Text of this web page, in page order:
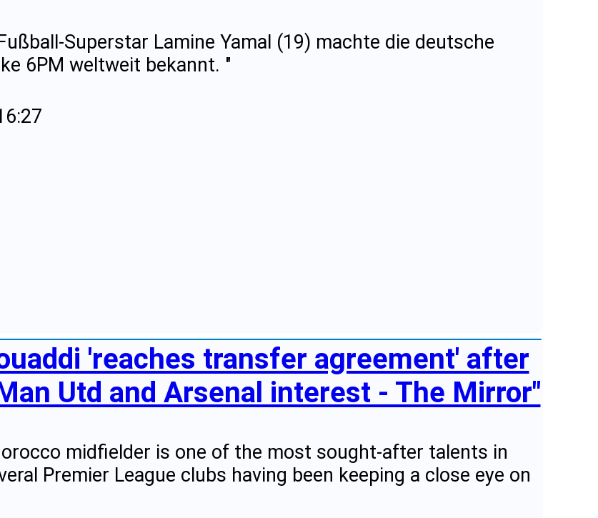
Superstar Lamine Yamal (19) machte die deutsche
6PM weltweit bekannt. "
'reaches transfer agreement' after
Utd and Arsenal interest - The Mirror"
midfielder is one of the most sought-after talents in
Premier League clubs having been keeping a close eye on